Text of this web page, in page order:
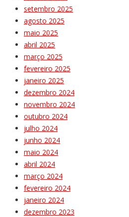
setembro 2025
agosto 2025
maio 2025
abril 2025
março 2025
fevereiro 2025
janeiro 2025
dezembro 2024
novembro 2024
outubro 2024
julho 2024
junho 2024
maio 2024
abril 2024
março 2024
fevereiro 2024
janeiro 2024
dezembro 2023